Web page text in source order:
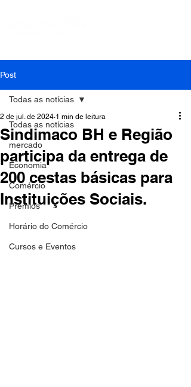
Post
Todas as notícias
mercado
Economia
Comércio
Prêmios
Horário do Comércio
Cursos e Eventos
Todas as notícias
Sindimaco BH e Região
participa da entrega de
200 cestas básicas para
Instituições Sociais.
2 de jul. de 2024 1 min de leitura